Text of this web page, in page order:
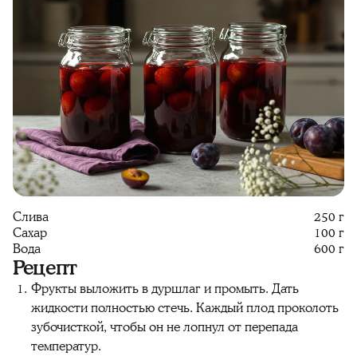
Слива
250 г
Сахар
100 г
Вода
600 г
Рецепт
Фрукты выложить в дуршлаг и промыть. Дать
жидкости полностью стечь. Каждый плод проколоть
зубочисткой, чтобы он не лопнул от перепада
температур.